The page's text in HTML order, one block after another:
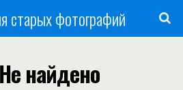
старых фотографий
найдено